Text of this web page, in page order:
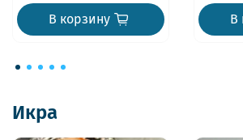
В корзину В
Икра